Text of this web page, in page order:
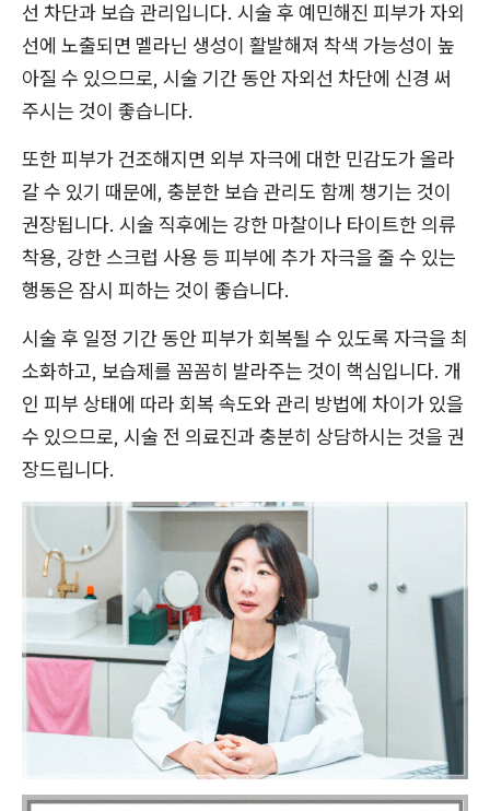
선 차단과 보습 관리입니다. 시술 후 예민해진 피부가 자외
선에 노출되면 멜라닌 생성이 활발해져 착색 가능성이 높
아질 수 있으므로, 시술 기간 동안 자외선 차단에 신경 써
주시는 것이 좋습니다.
또한 피부가 건조해지면 외부 자극에 대한 민감도가 올라
갈 수 있기 때문에, 충분한 보습 관리도 함께 챙기는 것이
권장됩니다. 시술 직후에는 강한 마찰이나 타이트한 의류
착용, 강한 스크럽 사용 등 피부에 추가 자극을 줄 수 있는
행동은 잠시 피하는 것이 좋습니다.
시술 후 일정 기간 동안 피부가 회복될 수 있도록 자극을 최
소화하고, 보습제를 꼼꼼히 발라주는 것이 핵심입니다. 개
인 피부 상태에 따라 회복 속도와 관리 방법에 차이가 있을
수 있으므로, 시술 전 의료진과 충분히 상담하시는 것을 권
장드립니다.